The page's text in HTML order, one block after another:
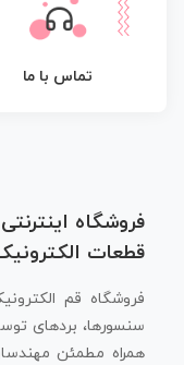
تماس با ما
فروشگاه
قطعات
فروشگاه قم
سنسورها، بردهای
همراه مطمئن